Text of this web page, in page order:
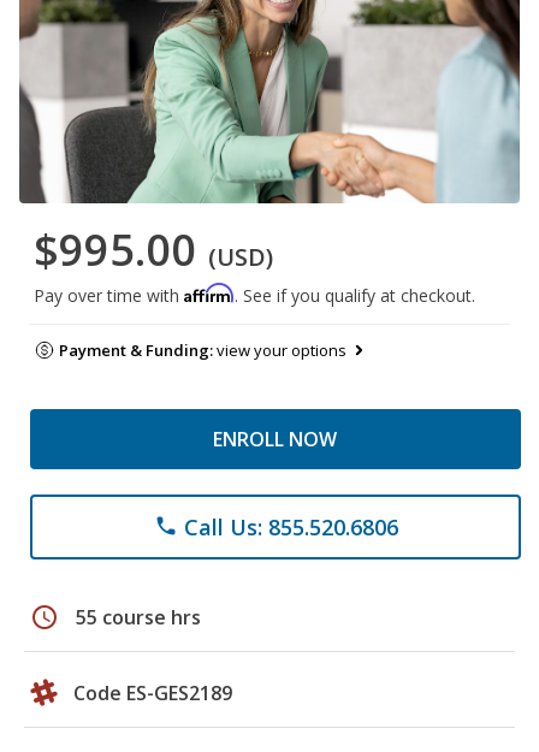
$995.00 (USD)
Pay over time with Affirm. See if you qualify at checkout.
Payment & Funding:view your options
ENROLL NOW
phone Call Us: 855.520.6806
schedule 55 course hrs
Code ES-GES2189